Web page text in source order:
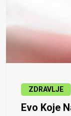
ZDRAVLJE
Evo Koje